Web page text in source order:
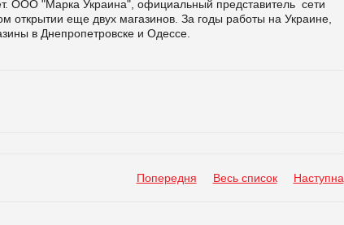
ООО "Марка Украина", официальный представитель сети
открытии еще двух магазинов. За годы работы на Украине,
в Днепропетровске и Одессе.
Попередня Весь список Наступна